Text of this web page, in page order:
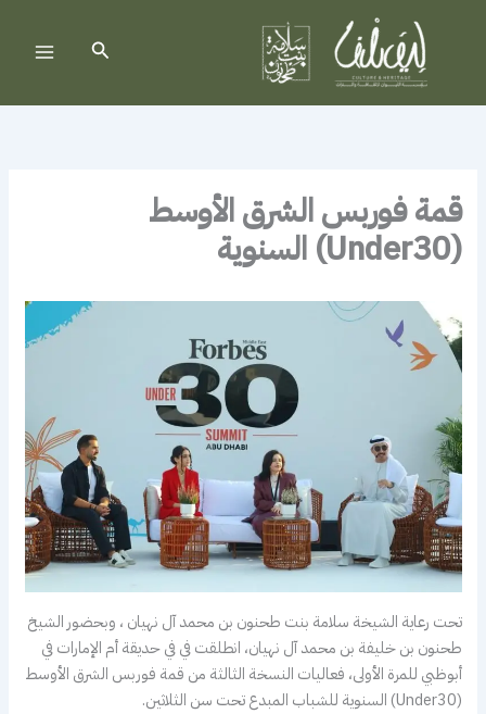
البحث
قمة فوربس الشرق الأوسط
(Under30) السنوية
تحت رعاية الشيخة سلامة بنت طحنون بن محمد آل نهيان ، وبحضور الشيخ
طحنون بن خليفة بن محمد آل نهيان، انطلقت في في حديقة أم الإمارات في
أبوظبي للمرة الأولى، فعاليات النسخة الثالثة من قمة فوربس الشرق الأوسط
(Under30) السنوية للشباب المبدع تحت سن الثلاثين.